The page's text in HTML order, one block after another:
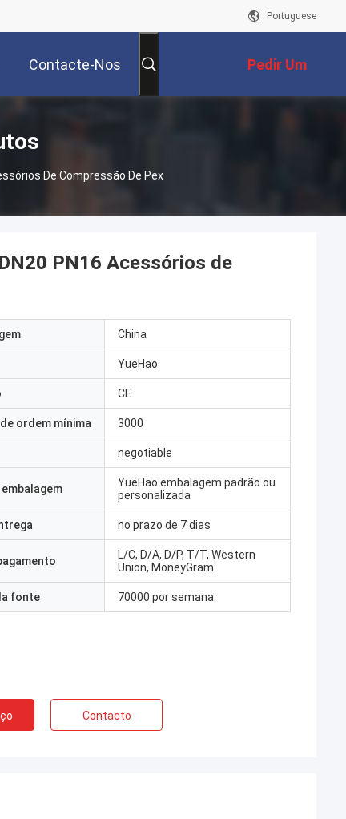
Portuguese
Contacte-Nos Pedir Um
Orçamento
De Compressão De Pex
PN16 Acessórios de
China
YueHao
CE
ordem mínima 3000
negotiable
YueHao embalagem padrão ou
personalizada
no prazo de 7 dias
L/C, D/A, D/P, T/T, Western
Union, MoneyGram
fonte 70000 por semana.
Contacto